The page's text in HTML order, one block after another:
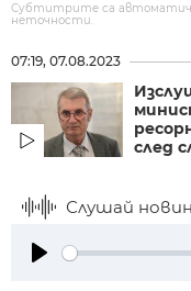
Субтитрите са
неточности.
07:19, 07.08.2023
след
Слушай